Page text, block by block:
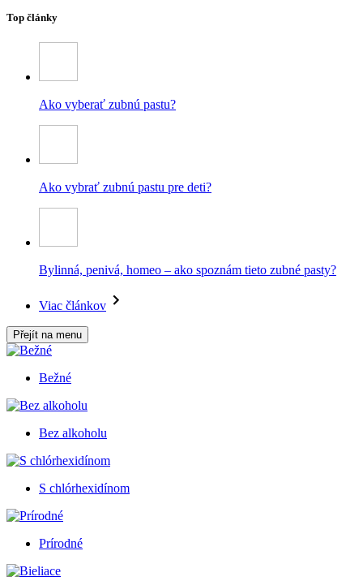
Top články
Ako vyberať zubnú pastu?
Ako vybrať zubnú pastu pre deti?
Bylinná, penivá, homeo – ako spoznám tieto zubné pasty?
Viac článkov
Přejít na menu
Bežné
Bez alkoholu
S chlórhexidínom
Prírodné